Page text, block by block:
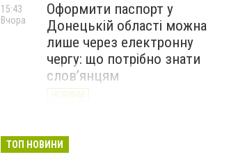
Оформити паспорт у
Донецькій області можна
лише через електронну
чергу: що потрібно знати
слов’янцям
НОВИНИ
15:43
Вчора
гуманітарну допомогу
Вчора
ТОП НОВИНИ